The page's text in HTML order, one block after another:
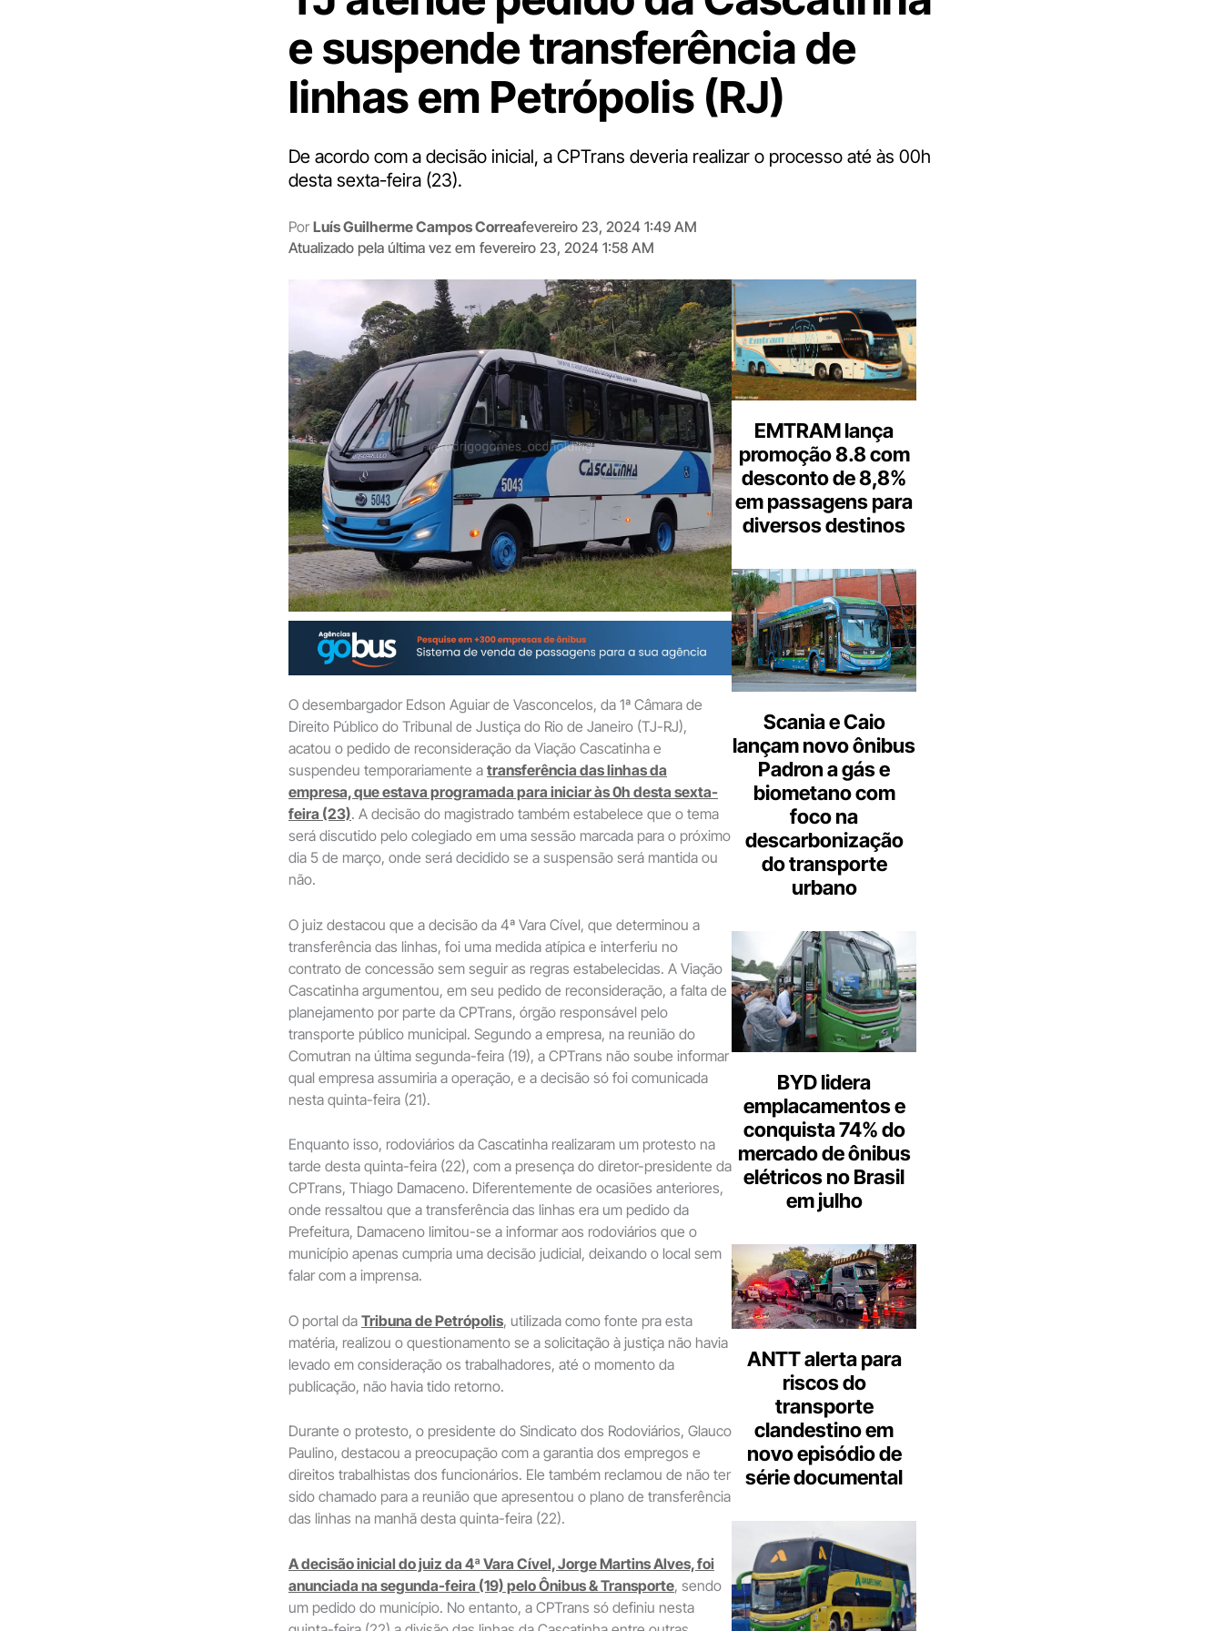
e suspende transferência de
linhas em Petrópolis (RJ)
De acordo com a decisão inicial, a CPTrans deveria realizar o processo até às 00h
desta sexta-feira (23).
Por Luís Guilherme Campos Correafevereiro 23, 2024 1:49 AM
Atualizado pela última vez em fevereiro 23, 2024 1:58 AM
O desembargador Edson Aguiar de Vasconcelos, da 1ª Câmara de
Direito Público do Tribunal de Justiça do Rio de Janeiro (TJ-RJ),
acatou o pedido de reconsideração da Viação Cascatinha e
suspendeu temporariamente a transferência das linhas da
empresa, que estava programada para iniciar às 0h desta sexta-
feira (23). A decisão do magistrado também estabelece que o tema
será discutido pelo colegiado em uma sessão marcada para o próximo
dia 5 de março, onde será decidido se a suspensão será mantida ou
não.
O juiz destacou que a decisão da 4ª Vara Cível, que determinou a
transferência das linhas, foi uma medida atípica e interferiu no
contrato de concessão sem seguir as regras estabelecidas. A Viação
Cascatinha argumentou, em seu pedido de reconsideração, a falta de
planejamento por parte da CPTrans, órgão responsável pelo
transporte público municipal. Segundo a empresa, na reunião do
Comutran na última segunda-feira (19), a CPTrans não soube informar
qual empresa assumiria a operação, e a decisão só foi comunicada
nesta quinta-feira (21).
Enquanto isso, rodoviários da Cascatinha realizaram um protesto na
tarde desta quinta-feira (22), com a presença do diretor-presidente da
CPTrans, Thiago Damaceno. Diferentemente de ocasiões anteriores,
onde ressaltou que a transferência das linhas era um pedido da
Prefeitura, Damaceno limitou-se a informar aos rodoviários que o
município apenas cumpria uma decisão judicial, deixando o local sem
falar com a imprensa.
O portal da Tribuna de Petrópolis, utilizada como fonte pra esta
matéria, realizou o questionamento se a solicitação à justiça não havia
levado em consideração os trabalhadores, até o momento da
publicação, não havia tido retorno.
Durante o protesto, o presidente do Sindicato dos Rodoviários, Glauco
Paulino, destacou a preocupação com a garantia dos empregos e
direitos trabalhistas dos funcionários. Ele também reclamou de não ter
sido chamado para a reunião que apresentou o plano de transferência
das linhas na manhã desta quinta-feira (22).
A decisão inicial do juiz da 4ª Vara Cível, Jorge Martins Alves, foi
anunciada na segunda-feira (19) pelo Ônibus & Transporte, sendo
um pedido do município. No entanto, a CPTrans só definiu nesta
EMTRAM lança
promoção 8.8 com
desconto de 8,8%
em passagens para
diversos destinos
Scania e Caio
lançam novo ônibus
Padron a gás e
biometano com
foco na
descarbonização
do transporte
urbano
BYD lidera
emplacamentos e
conquista 74% do
mercado de ônibus
elétricos no Brasil
em julho
ANTT alerta para
riscos do
transporte
clandestino em
novo episódio de
série documental
Digite
aqui
o
seu
e-
mail